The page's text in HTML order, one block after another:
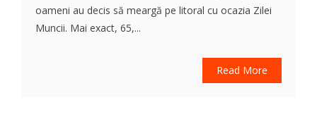
oameni au decis să meargă pe litoral cu ocazia Zilei
Muncii. Mai exact, 65,...
Read More